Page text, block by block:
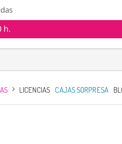
h.
LICENCIAS CAJAS SORPRESA